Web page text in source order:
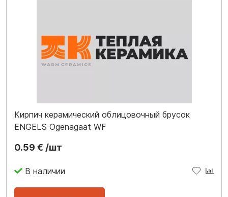
Кирпич керамический облицовочный брусок
ENGELS Ogenagaat WF
0.59 € /шт